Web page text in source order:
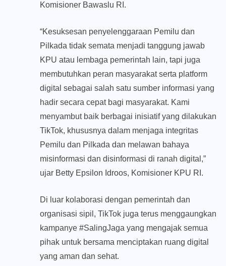
Komisioner Bawaslu RI.
“Kesuksesan penyelenggaraan Pemilu dan
Pilkada tidak semata menjadi tanggung jawab
KPU atau lembaga pemerintah lain, tapi juga
membutuhkan peran masyarakat serta platform
digital sebagai salah satu sumber informasi yang
hadir secara cepat bagi masyarakat. Kami
menyambut baik berbagai inisiatif yang dilakukan
TikTok, khususnya dalam menjaga integritas
Pemilu dan Pilkada dan melawan bahaya
misinformasi dan disinformasi di ranah digital,”
ujar Betty Epsilon Idroos, Komisioner KPU RI.
Di luar kolaborasi dengan pemerintah dan
organisasi sipil, TikTok juga terus menggaungkan
kampanye #SalingJaga yang mengajak semua
pihak untuk bersama menciptakan ruang digital
yang aman dan sehat.